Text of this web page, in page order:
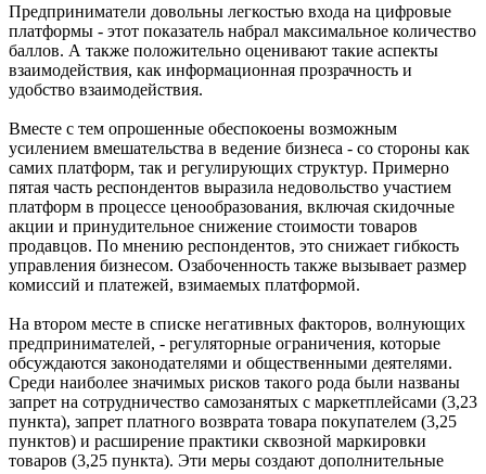
Предприниматели довольны легкостью входа на цифровые
платформы - этот показатель набрал максимальное количество
баллов. А также положительно оценивают такие аспекты
взаимодействия, как информационная прозрачность и
удобство взаимодействия.
Вместе с тем опрошенные обеспокоены возможным
усилением вмешательства в ведение бизнеса - со стороны как
самих платформ, так и регулирующих структур. Примерно
пятая часть респондентов выразила недовольство участием
платформ в процессе ценообразования, включая скидочные
акции и принудительное снижение стоимости товаров
продавцов. По мнению респондентов, это снижает гибкость
управления бизнесом. Озабоченность также вызывает размер
комиссий и платежей, взимаемых платформой.
На втором месте в списке негативных факторов, волнующих
предпринимателей, - регуляторные ограничения, которые
обсуждаются законодателями и общественными деятелями.
Среди наиболее значимых рисков такого рода были названы
запрет на сотрудничество самозанятых с маркетплейсами (3,23
пункта), запрет платного возврата товара покупателем (3,25
пунктов) и расширение практики сквозной маркировки
товаров (3,25 пункта). Эти меры создают дополнительные